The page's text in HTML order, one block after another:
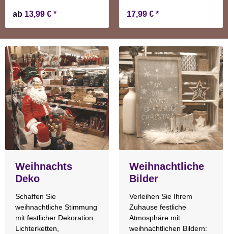
ab 13,99 € * 17,99 € *
Weihnachts
Deko
Schaffen Sie
weihnachtliche Stimmung
mit festlicher Dekoration:
Lichterketten,
Weihnachtliche
Bilder
Verleihen Sie Ihrem
Zuhause festliche
Atmosphäre mit
weihnachtlichen Bildern: